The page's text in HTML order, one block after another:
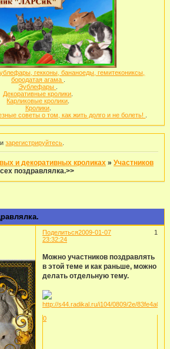
гекконы, бананоеды, гемитекониксы,
бородатая агама
Эублефары
Декоративные кролики
Карликовые кролики
Кролики.
советы о том, как жить долго и не болеть!
зарегистрируйтесь
и декоративных кроликах »Участников
поздравлялка.>>
Поделиться 1
2009-01-07
23:32:24
Можно участников поздравлять
в этой теме и как раньше, можно
делать отдельную тему.
0